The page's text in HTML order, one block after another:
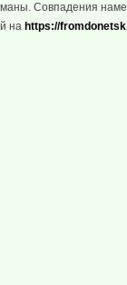
Совпадения
на https://